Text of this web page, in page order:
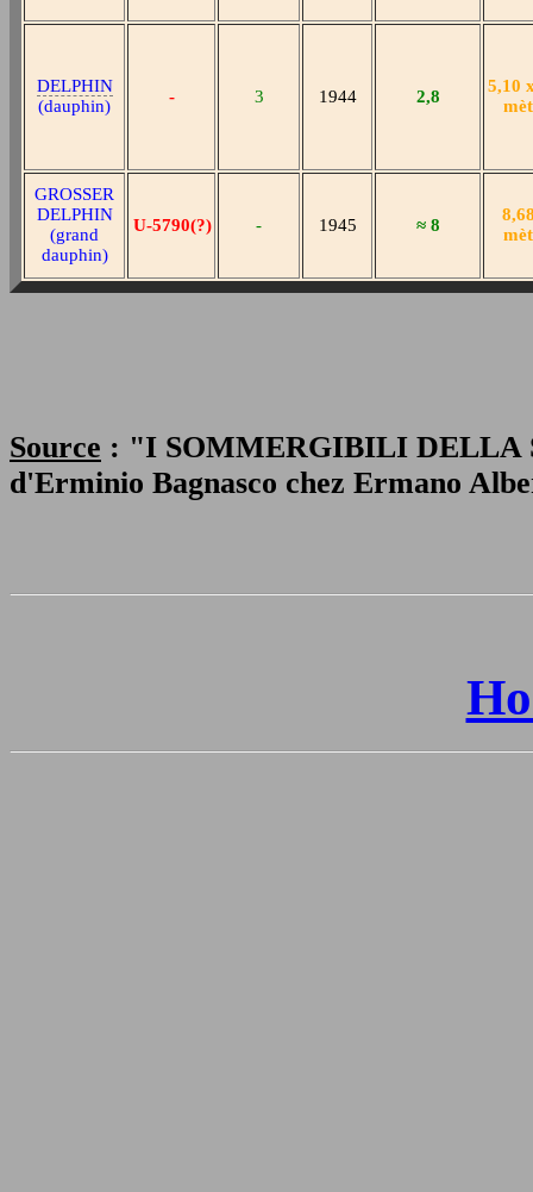
DELPHIN
(dauphin)
- 3 1944 2,8
5,10
GROSSER
DELPHIN
(grand
dauphin)
U-5790(?) - 1945 ≈ 8
Source : "I SOMMERGIBILI DELLA
d'Erminio Bagnasco chez Ermano